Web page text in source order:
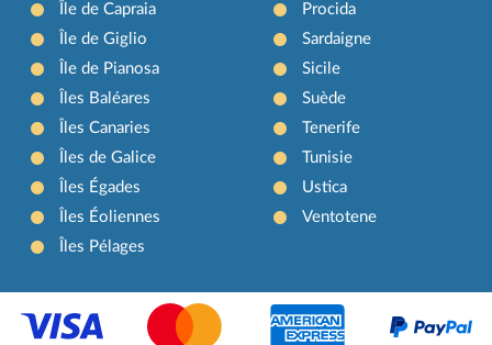
Île de Capraia
Île de Giglio
Île de Pianosa
Îles Baléares
Îles Canaries
Îles de Galice
Îles Égades
Îles Éoliennes
Îles Pélages
Procida
Sardaigne
Sicile
Suède
Tenerife
Tunisie
Ustica
Ventotene